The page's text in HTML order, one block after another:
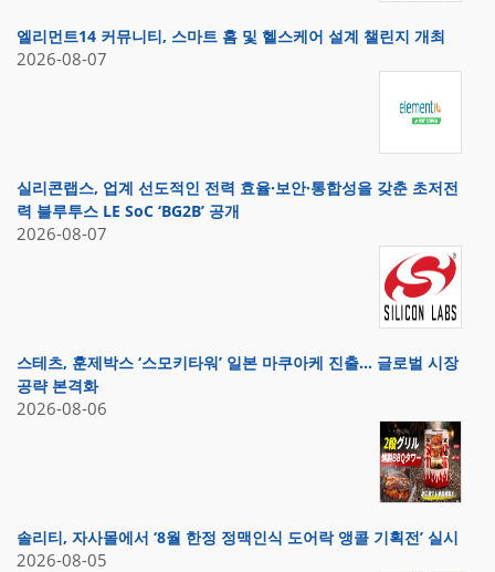
엘리먼트14 커뮤니티, 스마트 홈 및 헬스케어 설계 챌린지 개최
2026-08-07
실리콘랩스, 업계 선도적인 전력 효율·보안·통합성을 갖춘 초저전
력 블루투스 LE SoC ‘BG2B’ 공개
2026-08-07
스테츠, 훈제박스 ‘스모키타워’ 일본 마쿠아케 진출… 글로벌 시장
공략 본격화
2026-08-06
솔리티, 자사몰에서 ‘8월 한정 정맥인식 도어락 앵콜 기획전’ 실시
2026-08-05